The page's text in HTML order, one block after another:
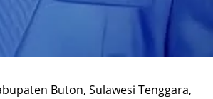
Buton, Sulawesi Tenggara,